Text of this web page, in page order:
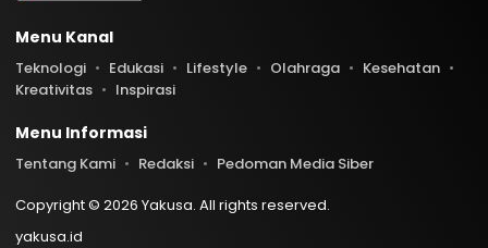
Menu Kanal
Teknologi Edukasi Lifestyle Olahraga
Kesehatan
Kreativitas
Inspirasi
Menu Informasi
Tentang Kami Redaksi
Pedoman Media Siber
Copyright © 2026 Yakusa. All rights reserved.
yakusa.id